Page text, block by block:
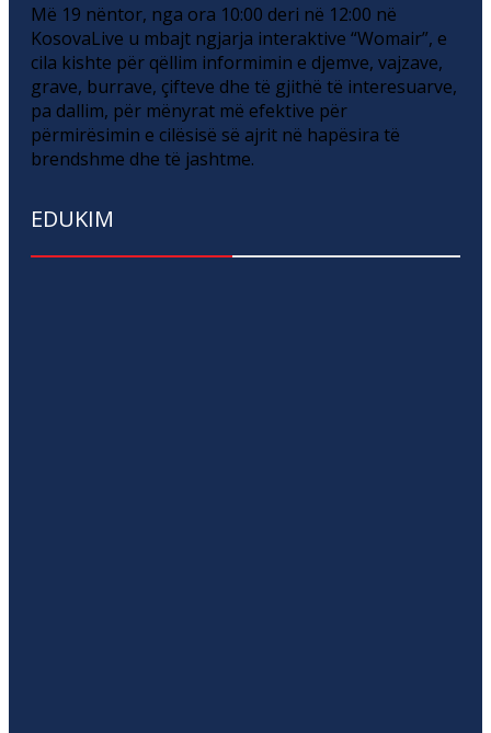
Më 19 nëntor, nga ora 10:00 deri në 12:00 në
KosovaLive u mbajt ngjarja interaktive “Womair”, e
cila kishte për qëllim informimin e djemve, vajzave,
grave, burrave, çifteve dhe të gjithë të interesuarve,
pa dallim, për mënyrat më efektive për
përmirësimin e cilësisë së ajrit në hapësira të
brendshme dhe të jashtme.
EDUKIM